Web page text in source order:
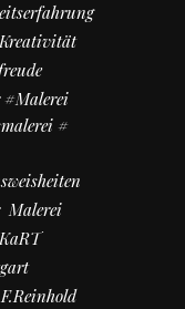
Kreativität
#Malerei
#
Malerei